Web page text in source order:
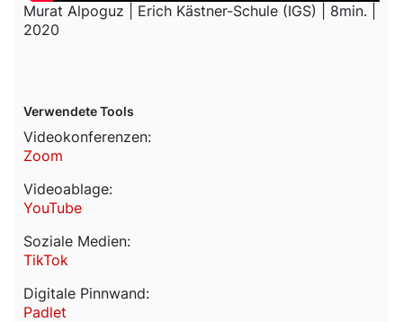
Murat Alpoguz | Erich Kästner-Schule (IGS) | 8min. |
2020
Verwendete Tools
Videokonferenzen:
Zoom
Videoablage:
YouTube
Soziale Medien:
TikTok
Digitale Pinnwand:
Padlet